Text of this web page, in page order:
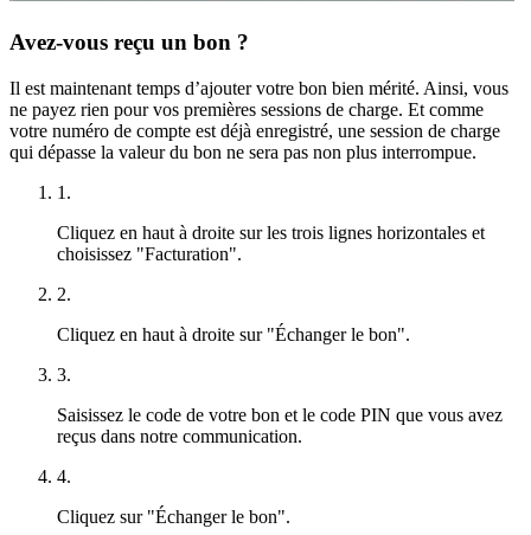
Avez-vous reçu un bon ?
Il est maintenant temps d’ajouter votre bon bien mérité. Ainsi, vous
ne payez rien pour vos premières sessions de charge. Et comme
votre numéro de compte est déjà enregistré, une session de charge
qui dépasse la valeur du bon ne sera pas non plus interrompue.
1.
Cliquez en haut à droite sur les trois lignes horizontales et
choisissez "Facturation".
2.
Cliquez en haut à droite sur "Échanger le bon".
3.
Saisissez le code de votre bon et le code PIN que vous avez
reçus dans notre communication.
4.
Cliquez sur "Échanger le bon".